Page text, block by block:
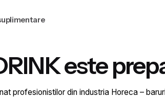
este
profesionistilor din industria Horeca –